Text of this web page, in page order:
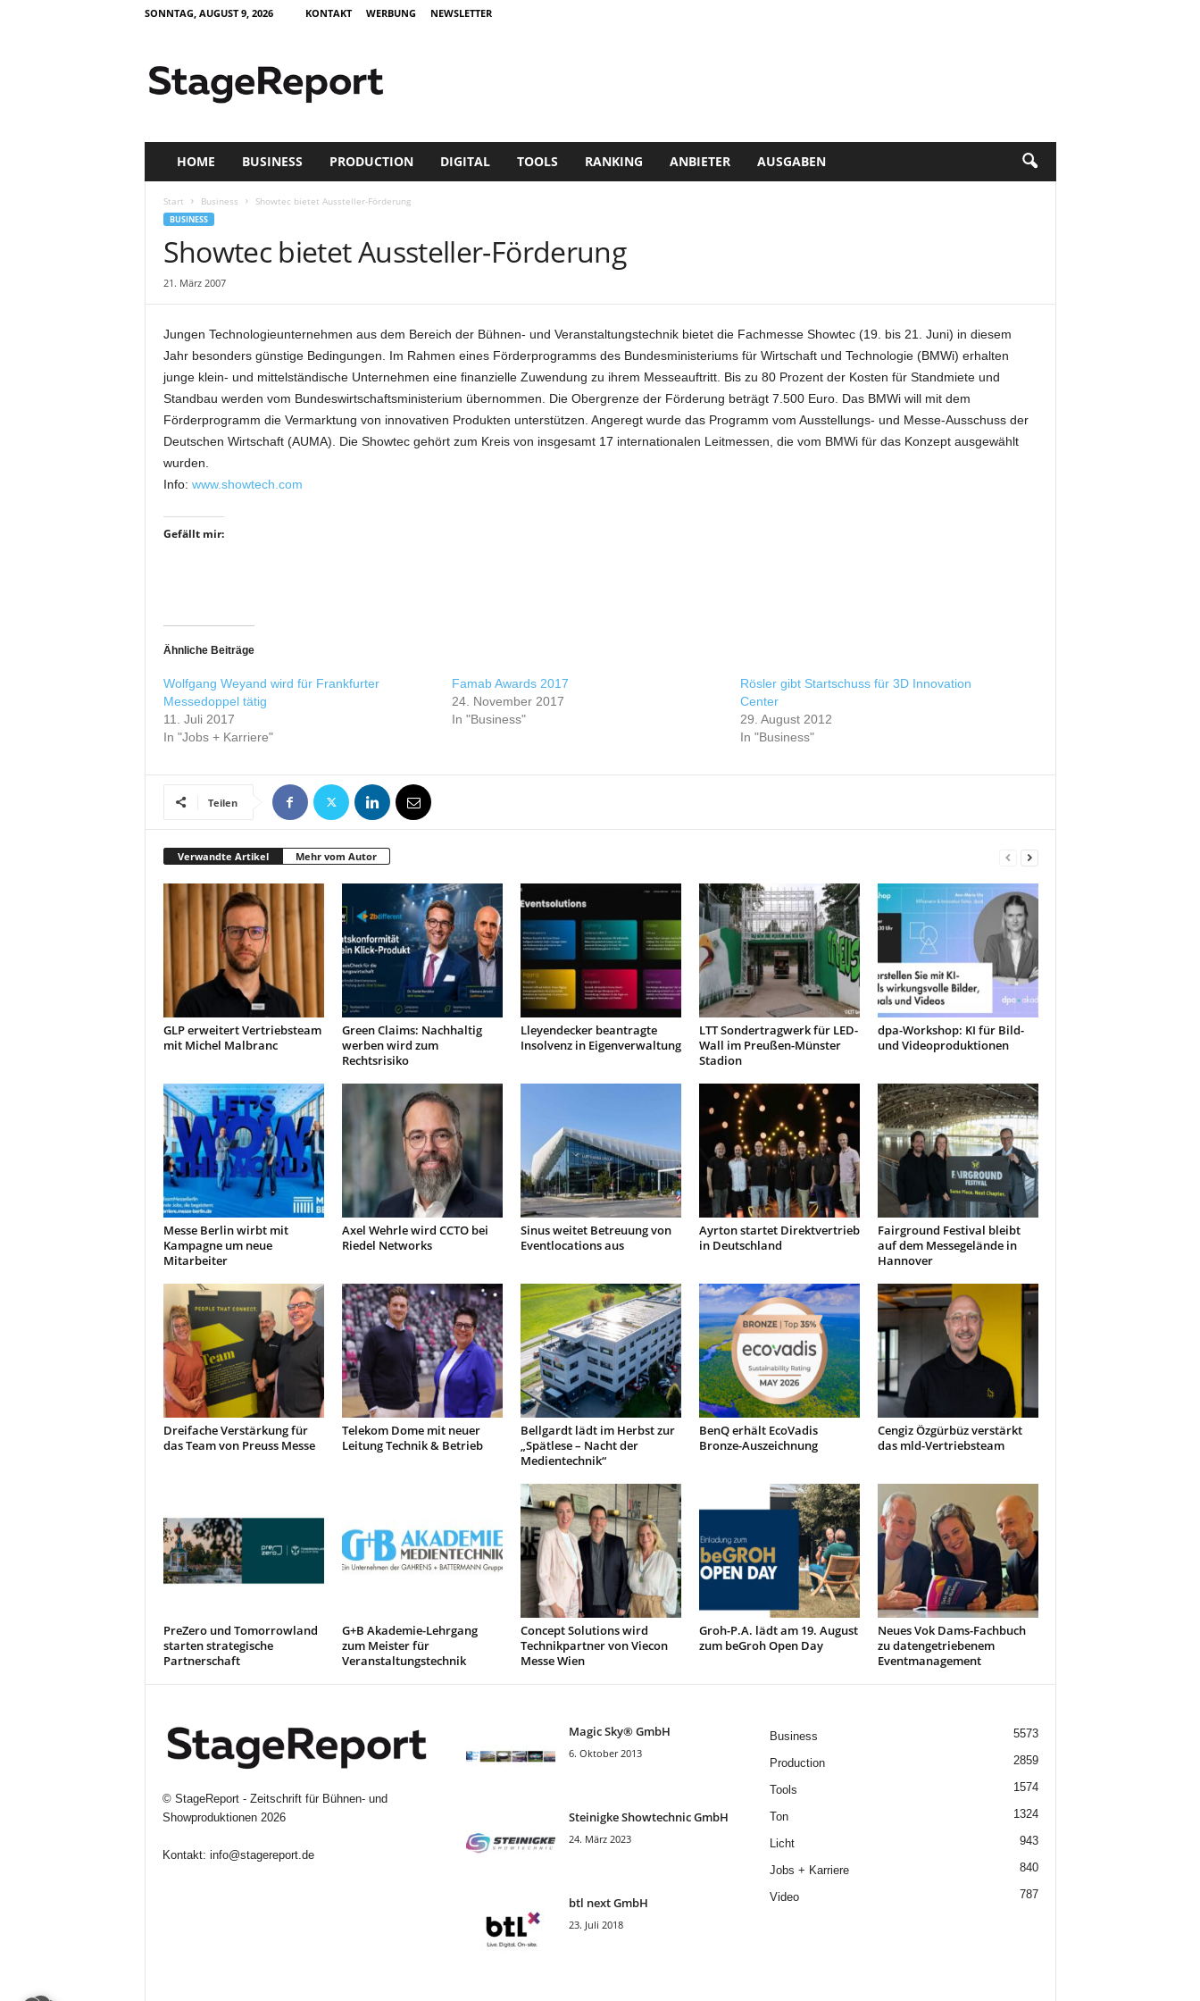
SONNTAG, AUGUST 9, 2026 KONTAKT WERBUNG NEWSLETTER
a
i
w
o
HOME BUSINESS PRODUCTION DIGITAL TOOLS RANKING ANBIETER AUSGABEN
Start Business Showtec bietet Aussteller-Förderung
BUSINESS
Showtec bietet Aussteller-Förderung
21. März 2007
Jungen Technologieunternehmen aus dem Bereich der Bühnen- und Veranstaltungstechnik bietet die Fachmesse Showtec (19. bis 21. Juni) in diesem
Jahr besonders günstige Bedingungen. Im Rahmen eines Förderprogramms des Bundesministeriums für Wirtschaft und Technologie (BMWi) erhalten
junge klein- und mittelständische Unternehmen eine finanzielle Zuwendung zu ihrem Messeauftritt. Bis zu 80 Prozent der Kosten für Standmiete und
Standbau werden vom Bundeswirtschaftsministerium übernommen. Die Obergrenze der Förderung beträgt 7.500 Euro. Das BMWi will mit dem
Förderprogramm die Vermarktung von innovativen Produkten unterstützen. Angeregt wurde das Programm vom Ausstellungs- und Messe-Ausschuss der
Deutschen Wirtschaft (AUMA). Die Showtec gehört zum Kreis von insgesamt 17 internationalen Leitmessen, die vom BMWi für das Konzept ausgewählt
wurden.
Info: www.showtech.com
Gefällt mir:
Ähnliche Beiträge
Wolfgang Weyand wird für Frankfurter
Messedoppel tätig
11. Juli 2017
In "Jobs + Karriere"
Famab Awards 2017
24. November 2017
In "Business"
Rösler gibt Startschuss für 3D Innovation
Center
29. August 2012
In "Business"
Teilen
Verwandte Artikel Mehr vom Autor
GLP erweitert Vertriebsteam
mit Michel Malbranc
Green Claims: Nachhaltig
werben wird zum
Rechtsrisiko
Lleyendecker beantragte
Insolvenz in Eigenverwaltung
LTT Sondertragwerk für LED-
Wall im Preußen-Münster
Stadion
dpa-Workshop: KI für Bild-
und Videoproduktionen
Messe Berlin wirbt mit
Kampagne um neue
Mitarbeiter
Axel Wehrle wird CCTO bei
Riedel Networks
Sinus weitet Betreuung von
Eventlocations aus
Ayrton startet Direktvertrieb
in Deutschland
Fairground Festival bleibt
auf dem Messegelände in
Hannover
Dreifache Verstärkung für
das Team von Preuss Messe
Telekom Dome mit neuer
Leitung Technik & Betrieb
Bellgardt lädt im Herbst zur
„Spätlese – Nacht der
Medientechnik“
BenQ erhält EcoVadis
Bronze-Auszeichnung
Cengiz Özgürbüz verstärkt
das mld-Vertriebsteam
PreZero und Tomorrowland
starten strategische
Partnerschaft
G+B Akademie-Lehrgang
zum Meister für
Veranstaltungstechnik
Concept Solutions wird
Technikpartner von Viecon
Messe Wien
Groh-P.A. lädt am 19. August
zum beGroh Open Day
Neues Vok Dams-Fachbuch
zu datengetriebenem
Eventmanagement
© StageReport - Zeitschrift für Bühnen- und
Showproduktionen2026
Kontakt: info@stagereport.de
Magic Sky® GmbH
6. Oktober 2013
Steinigke Showtechnic GmbH
24. März 2023
btl next GmbH
23. Juli 2018
Business 5573
Production 2859
Tools 1574
Ton 1324
Licht 943
Jobs + Karriere 840
Video 787